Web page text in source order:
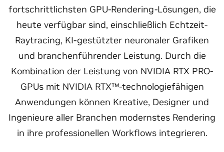
fortschrittlichsten GPU-Rendering-Lösungen, die
heute verfügbar sind, einschließlich Echtzeit-
Raytracing, KI-gestützter neuronaler Grafiken
und branchenführender Leistung. Durch die
Kombination der Leistung von NVIDIA RTX PRO-
GPUs mit NVIDIA RTX™-technologiefähigen
Anwendungen können Kreative, Designer und
Ingenieure aller Branchen modernstes Rendering
in ihre professionellen Workflows integrieren.